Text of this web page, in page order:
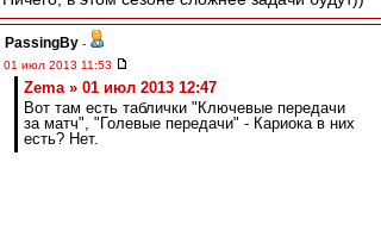
PassingBy -
01 июл 2013 11:53
Zema » 01 июл 2013 12:47
Вот там есть таблички "Ключевые передачи
за матч", "Голевые передачи" - Кариока в них
есть? Нет.